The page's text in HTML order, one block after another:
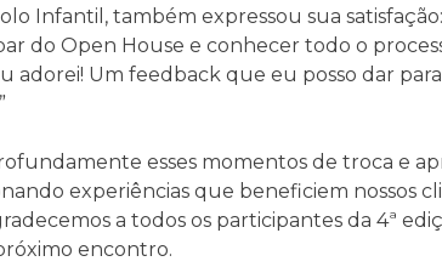
Infantil, também expressou sua
do Open House e conhecer todo o
adorei! Um feedback que eu posso dar
esses momentos de troca e
experiências que beneficiem nossos
a todos os participantes da 4ª
encontro.